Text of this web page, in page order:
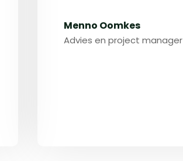
Menno Oomkes
Advies en project manager